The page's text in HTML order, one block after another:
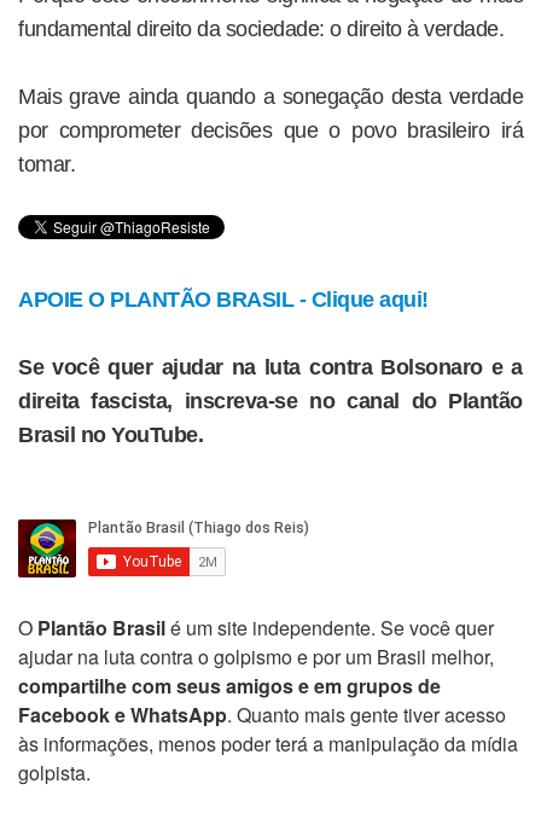
fundamental direito da sociedade: o direito à verdade.
Mais grave ainda quando a sonegação desta verdade
por comprometer decisões que o povo brasileiro irá
tomar.
APOIE O PLANTÃO BRASIL - Clique aqui!
Se você quer ajudar na luta contra Bolsonaro e a
direita fascista, inscreva-se no canal do Plantão
Brasil no YouTube.
O Plantão Brasilé um site independente. Se você quer
ajudar na luta contra o golpismo e por um Brasil melhor,
compartilhe com seus amigos e em grupos de
Facebook e WhatsApp. Quanto mais gente tiver acesso
às informações, menos poder terá a manipulação da mídia
golpista.